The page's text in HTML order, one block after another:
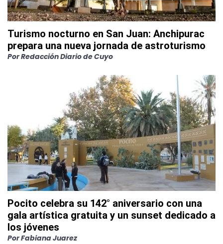
Turismo nocturno en San Juan: Anchipurac
prepara una nueva jornada de astroturismo
PorRedacción Diario de Cuyo
Pocito celebra su 142° aniversario con una
gala artística gratuita y un sunset dedicado a
los jóvenes
PorFabiana Juarez